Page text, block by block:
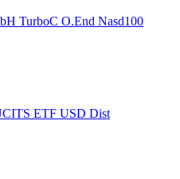
TurboC O.End Nasd100
ETF USD Dist